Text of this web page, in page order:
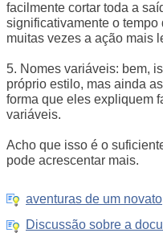
facilmente cortar toda a
significativamente o
muitas vezes a ação mais
5. Nomes variáveis: bem,
próprio estilo, mas ainda
forma que eles expliquem
variáveis.
Acho que isso é o
pode acrescentar mais.
aventuras de um novato
Discussão sobre a